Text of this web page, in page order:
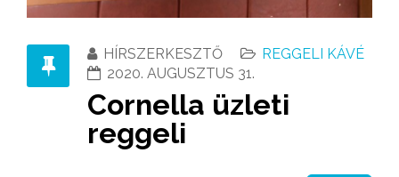
HÍRSZERKESZTŐ
REGGELI KÁVÉ
2020. AUGUSZTUS 31.
Cornella üzleti
reggeli